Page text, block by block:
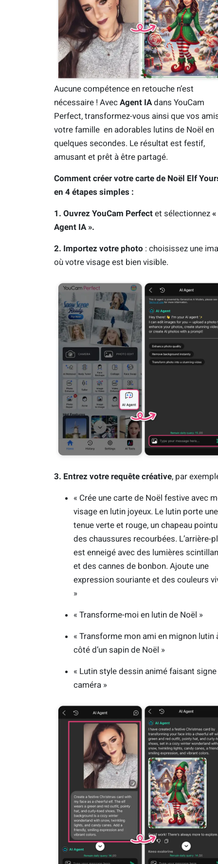
Aucune compétence en retouche n’est
nécessaire ! Avec Agent IAdans YouCam
Perfect, transformez-vous ainsi que vos
votre famille en adorables lutins de Noël en
quelques secondes. Le résultat est festif,
amusant et prêt à être partagé.
Comment créer votre carte de Noël Elf
en 4 étapes simples :
1. Ouvrez YouCam Perfectet sélectionnez «
Agent IA ».
2. Importez votre photo : choisissez une
où votre visage est bien visible.
3. Entrez votre requête créative, par
« Crée une carte de Noël festive avec
visage en lutin joyeux. Le lutin porte une
tenue verte et rouge, un chapeau
des chaussures recourbées. L’arrière-
est enneigé avec des lumières
et des cannes de bonbon. Ajoute une
expression souriante et des couleurs
»
« Transforme-moi en lutin de Noël »
« Transforme mon ami en mignon lutin
côté d’un sapin de Noël »
« Lutin style dessin animé faisant signe
caméra »